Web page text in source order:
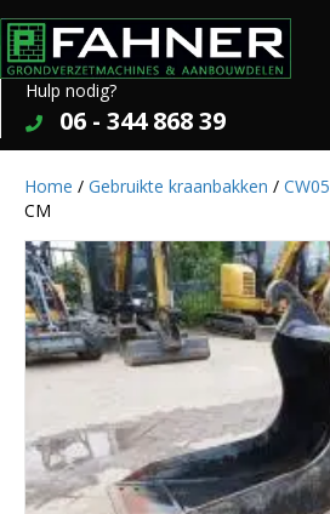
Hulp nodig?
06 - 344 868 39
Home / Gebruikte kraanbakken / CW05
CM